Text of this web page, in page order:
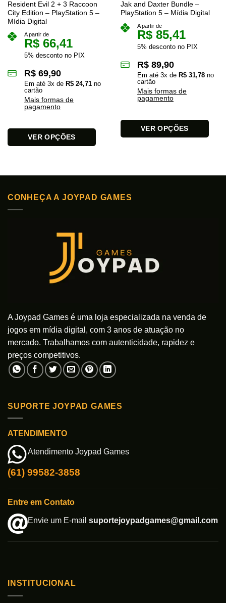
Resident Evil 2 + 3 Raccoon
City Edition – PlayStation 5 –
Mídia Digital
A partir de
R$ 66,41
5% desconto no PIX
R$ 69,90
Em até 3x de R$ 24,71 no
cartão
Mais formas de
pagamento
VER OPÇÕES
variantes.
Jak and Daxter Bundle –
PlayStation 5 – Mídia Digital
A partir de
R$ 85,41
5% desconto no PIX
R$ 89,90
Em até 3x de R$ 31,78 no
cartão
Mais formas de
pagamento
VER OPÇÕES
várias
As
na
página
do
CONHEÇA A JOYPAD GAMES
A Joypad Games é uma loja especializada na venda de
jogos em mídia digital, com 3 anos de atuação no
mercado. Trabalhamos com autenticidade, rapidez e
preços competitivos.
SUPORTE JOYPAD GAMES
ATENDIMENTO
Atendimento Joypad Games
(61) 99582-3858
Entre em Contato
Envie um E-mail suportejoypadgames@gmail.com
INSTITUCIONAL